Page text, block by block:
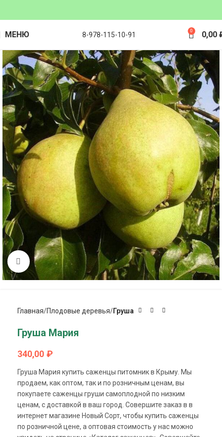
МЕНЮ 8-978-115-10-91 0 0,00
Click to enlarge
Главная Плодовые деревья Груша
Груша Мария
340,00 ₽
Груша Мария купить саженцы питомник в Крыму. Мы
продаем, как оптом, так и по розничным ценам, вы
покупаете саженцы груши самоплодной по низким
ценам, с доставкой в ваш город. Совершите заказ в в
интернет магазине Новый Сорт, чтобы купить саженцы
по розничной цене, а оптовая стоимость у нас можно